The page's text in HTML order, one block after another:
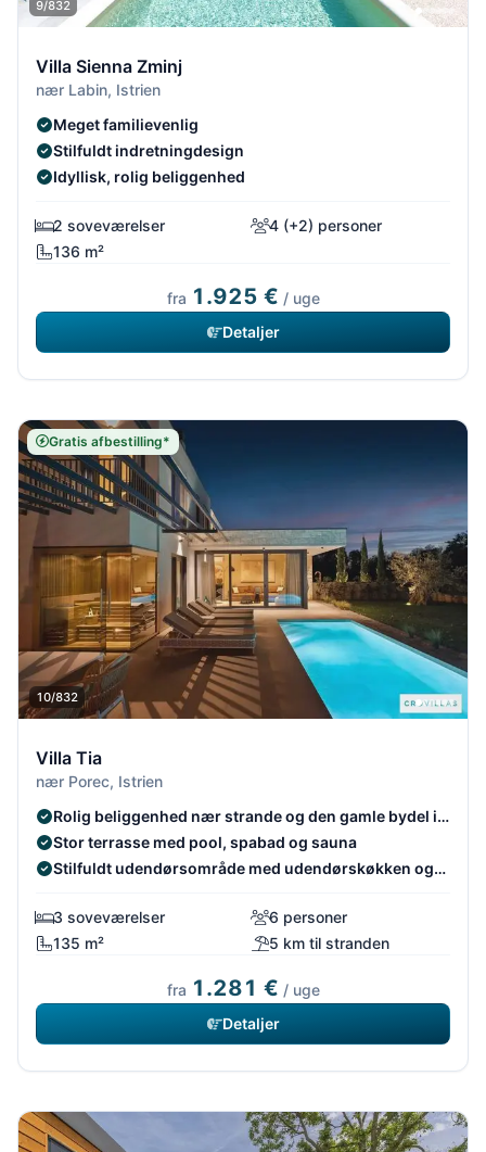
9/832
Villa Sienna Zminj
nær Labin, Istrien
Meget familievenlig
Stilfuldt indretningdesign
Idyllisk, rolig beliggenhed
2 soveværelser
4 (+2) personer
136 m²
fra 1.925 € / uge
Detaljer
Gratis afbestilling*
10/832
Villa Tia
nær Porec, Istrien
Rolig beliggenhed nær strande og den gamle bydel i
Poreč
Stor terrasse med pool, spabad og sauna
Stilfuldt udendørsområde med udendørskøkken og
3 soveværelser
6 personer
135 m²
5 km til stranden
fra 1.281 € / uge
Detaljer